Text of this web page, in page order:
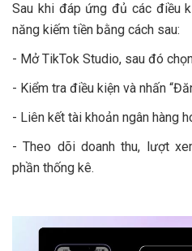
Sau khi đáp ứng đủ các điều
năng kiếm tiền bằng cách sau:
- Mở TikTok Studio, sau đó
- Kiểm tra điều kiện và nhấn
- Liên kết tài khoản ngân hàng
- Theo dõi doanh thu, lượt
phần thống kê.